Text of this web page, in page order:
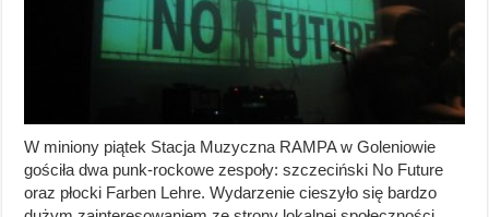
W miniony piątek Stacja Muzyczna RAMPA w Goleniowie
gościła dwa punk-rockowe zespoły: szczeciński No Future
oraz płocki Farben Lehre. Wydarzenie cieszyło się bardzo